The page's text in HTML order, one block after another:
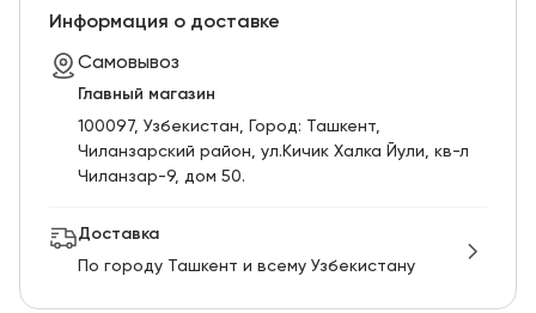
Информация о доставке
Самовывоз
Главный магазин
100097, Узбекистан, Город: Ташкент,
Чиланзарский pайон, ул.Кичик Халка Йули, кв-л
Чиланзар-9, дом 50.
Доставка
По городу Ташкент и всему Узбекистану